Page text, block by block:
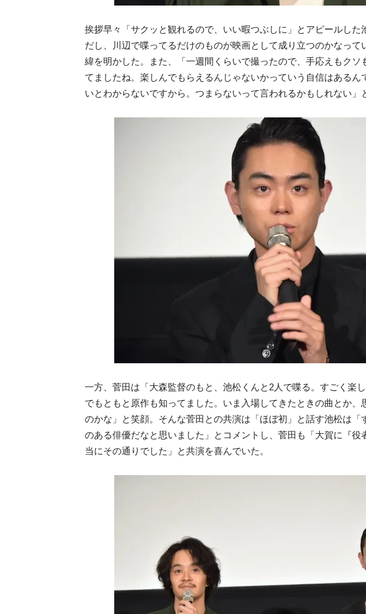
挨拶早々「サクッと観れるので、いい暇つぶしに」とアピールした
だし、川辺で喋ってるだけのものが映画として成り立つのかなっ
緯を明かした。また、「一週間くらいで撮ったので、手応えもクソ
てましたね。楽しんでもらえるんじゃないかっていう自信はあるん
いとわからないですから。つまらないって言われるかもしれない」
一方、菅田は「大森監督のもと、池松くんと2人で喋る。すごく楽
でもともと原作も知ってました。いま入場してきたときの曲とか、
のかな」と笑顔。そんな菅田との共演は「ほぼ初」と話す池松は「
のある俳優だなと思いました」とコメントし、菅田も「大賀に『役
当にその通りでした」と共演を喜んでいた。